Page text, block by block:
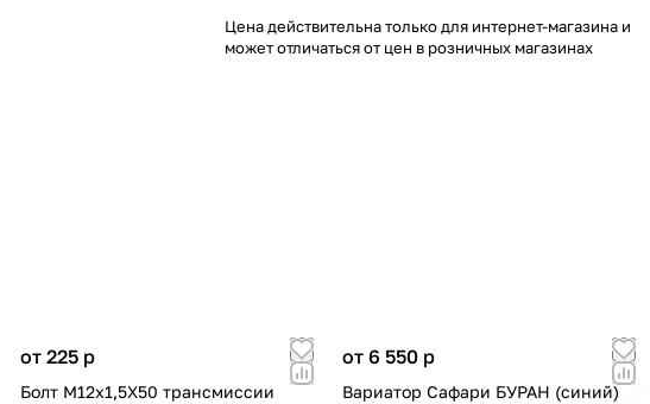
Цена действительна только для интернет-магазина и
может отличаться от цен в розничных магазинах
от 225 p
Болт М12х1,5Х50 трансмиссии
от 6 550 p
Вариатор Сафари БУРАН (синий)